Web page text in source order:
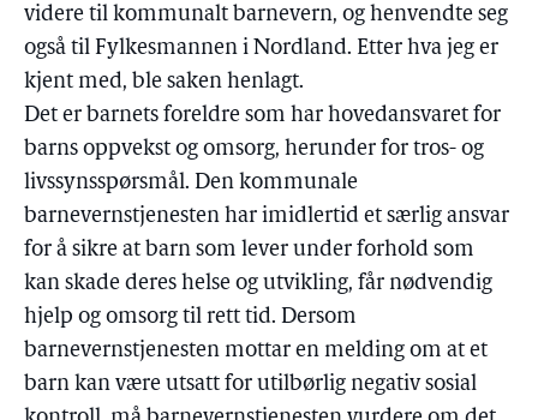
videre til kommunalt barnevern, og henvendte seg
også til Fylkesmannen i Nordland. Etter hva jeg er
kjent med, ble saken henlagt.
Det er barnets foreldre som har hovedansvaret for
barns oppvekst og omsorg, herunder for tros- og
livssynsspørsmål. Den kommunale
barnevernstjenesten har imidlertid et særlig ansvar
for å sikre at barn som lever under forhold som
kan skade deres helse og utvikling, får nødvendig
hjelp og omsorg til rett tid. Dersom
barnevernstjenesten mottar en melding om at et
barn kan være utsatt for utilbørlig negativ sosial